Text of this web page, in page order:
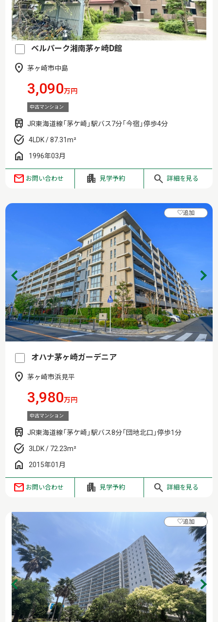
ベルパーク湘南茅ヶ崎D館
茅ヶ崎市中島
3,090万円
中古マンション
JR東海道線「茅ケ崎」駅バス7分「今宿」停歩4分
4LDK / 87.31m²
1996年03月
お問い合わせ 見学予約 詳細を見る
オハナ茅ヶ崎ガーデニア
茅ヶ崎市浜見平
3,980万円
中古マンション
JR東海道線「茅ケ崎」駅バス8分「団地北口」停歩1分
3LDK / 72.23m²
2015年01月
♡追加
お問い合わせ 見学予約 詳細を見る
♡追加